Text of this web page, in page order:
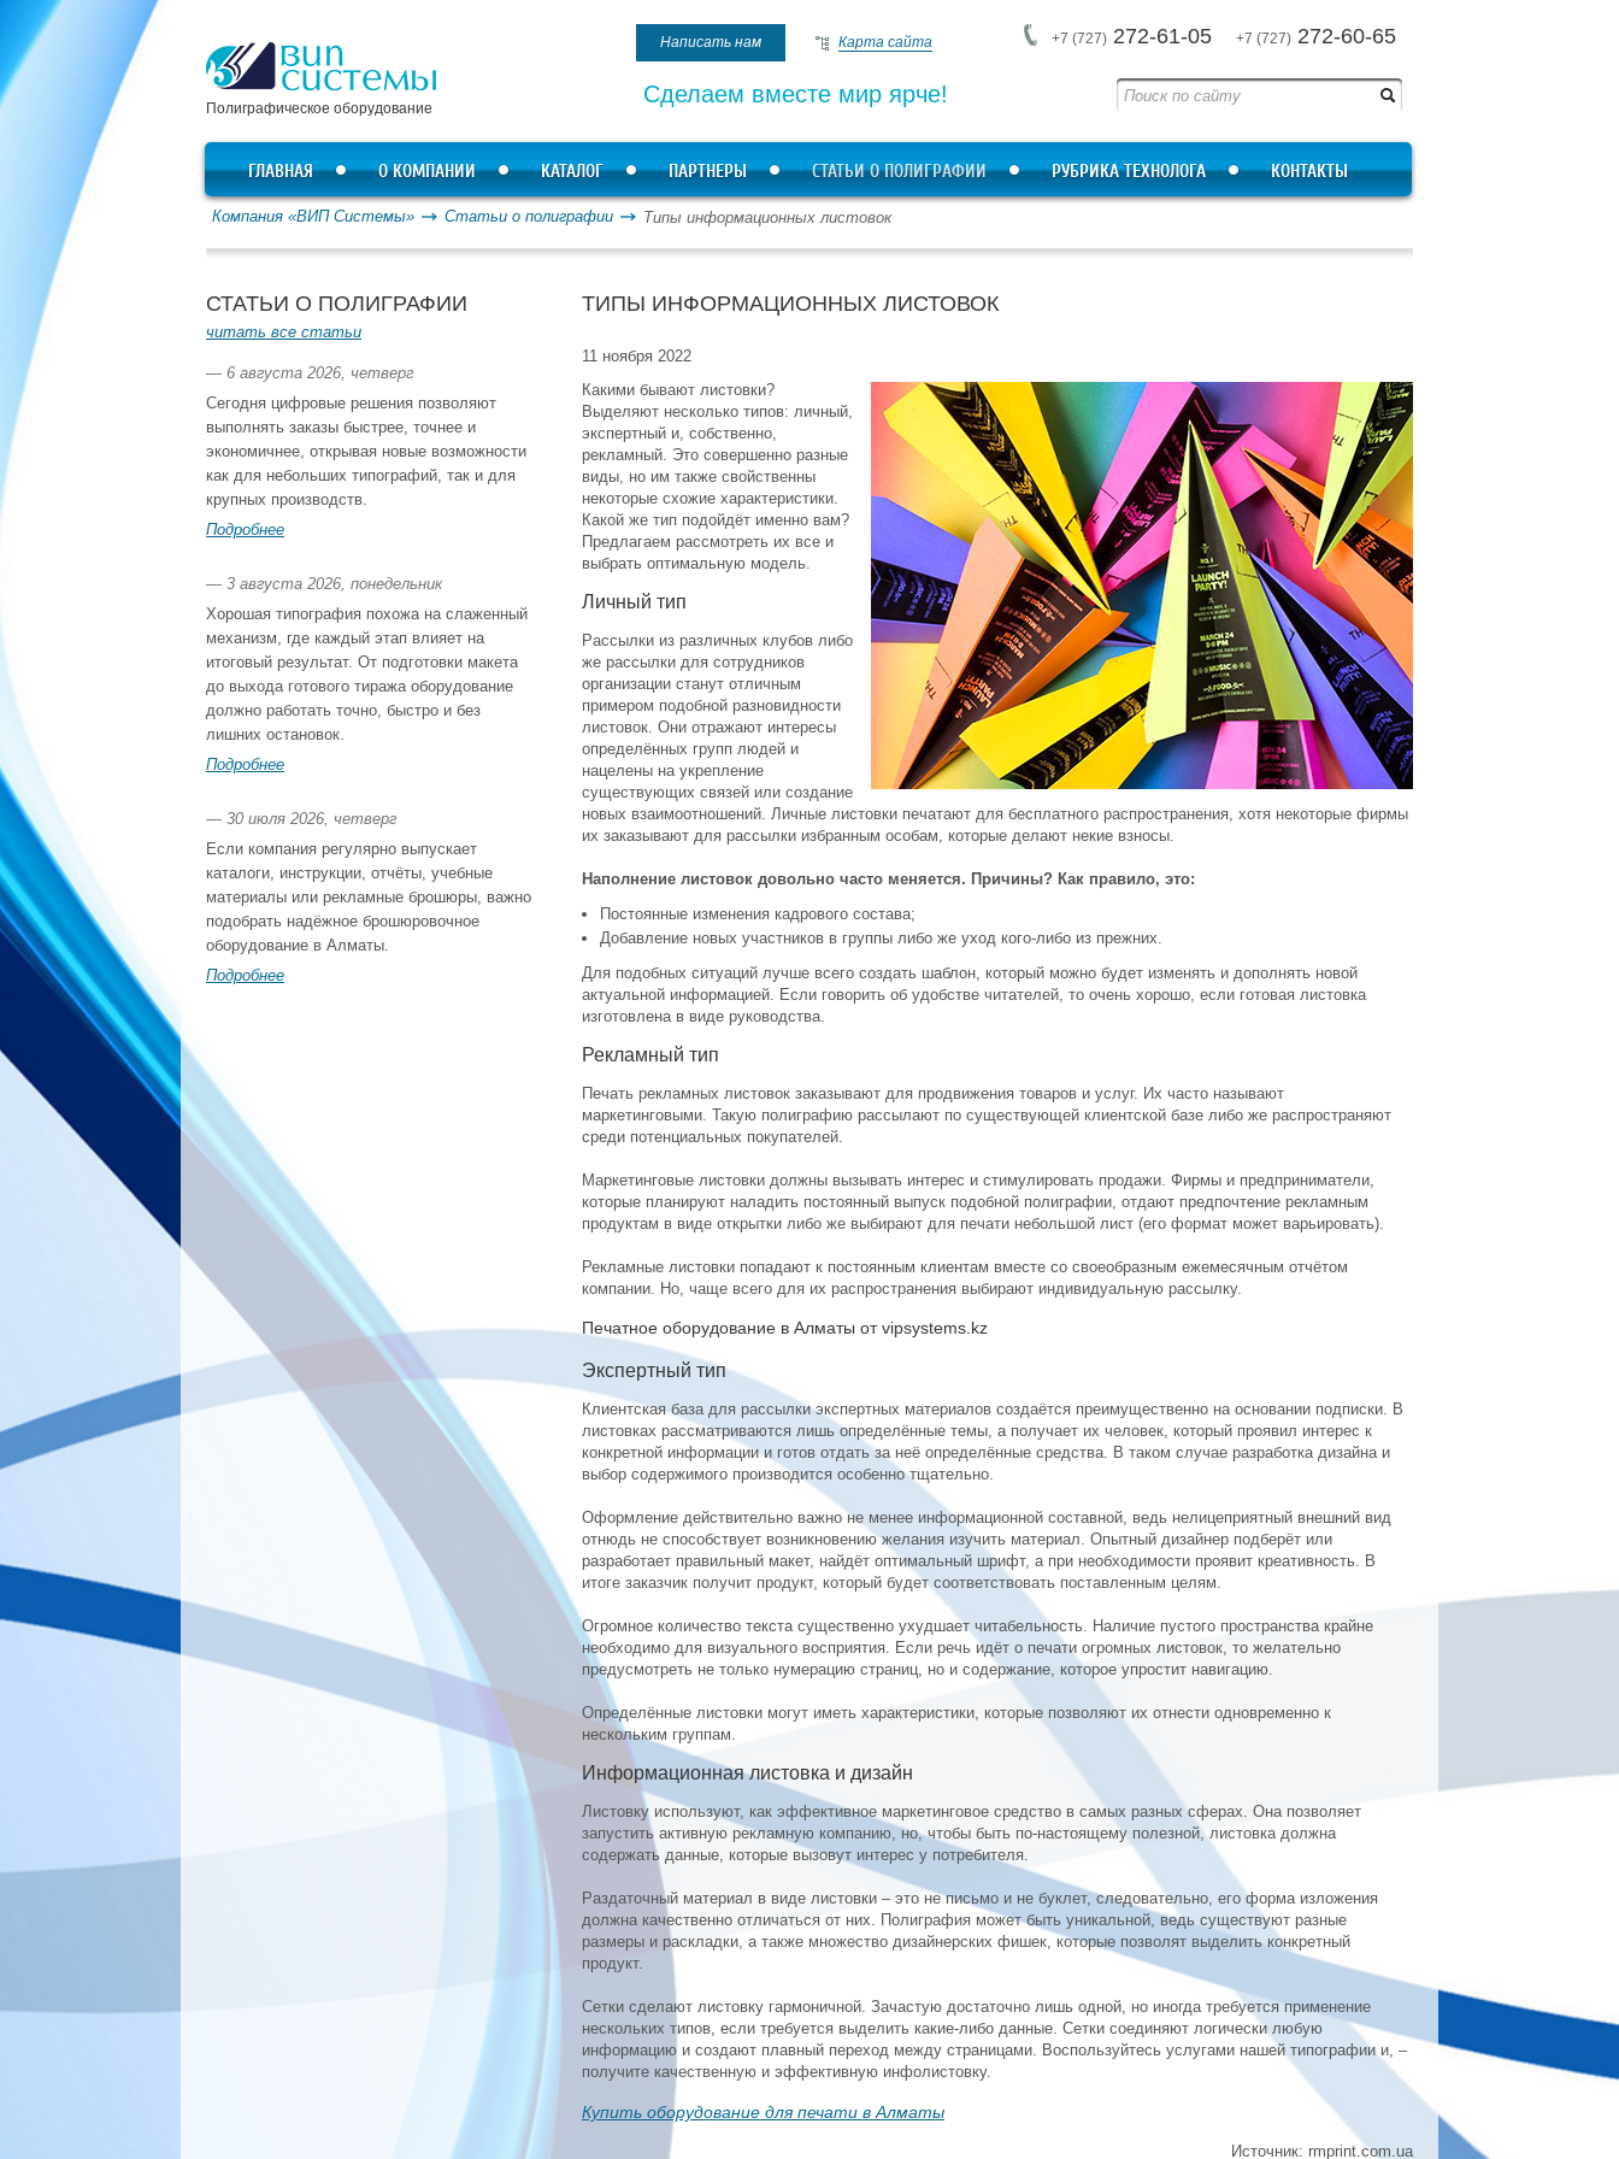
Полиграфическое оборудование
Сделаем вместе мир ярче!
+7 (727) 272-61-05 +7 (727) 272-60-65
Написать нам Карта сайта
ГЛАВНАЯ О КОМПАНИИ КАТАЛОГ ПАРТНЕРЫ СТАТЬИ О ПОЛИГРАФИИ РУБРИКА ТЕХНОЛОГА КОНТАКТЫ
Компания «ВИП Системы» Статьи о полиграфии Типы информационных листовок
СТАТЬИ О ПОЛИГРАФИИ
читать все статьи
— 6 августа 2026, четверг
Сегодня цифровые решения позволяют
выполнять заказы быстрее, точнее и
экономичнее, открывая новые возможности
как для небольших типографий, так и для
крупных производств.
Подробнее
— 3 августа 2026, понедельник
Хорошая типография похожа на слаженный
механизм, где каждый этап влияет на
итоговый результат. От подготовки макета
до выхода готового тиража оборудование
должно работать точно, быстро и без
лишних остановок.
Подробнее
— 30 июля 2026, четверг
Если компания регулярно выпускает
каталоги, инструкции, отчёты, учебные
материалы или рекламные брошюры, важно
подобрать надёжное брошюровочное
оборудование в Алматы.
Подробнее
ТИПЫ ИНФОРМАЦИОННЫХ ЛИСТОВОК
11 ноября 2022
Какими бывают листовки?
Выделяют несколько типов: личный,
экспертный и, собственно,
рекламный. Это совершенно разные
виды, но им также свойственны
некоторые схожие характеристики.
Какой же тип подойдёт именно вам?
Предлагаем рассмотреть их все и
выбрать оптимальную модель.
Личный тип
Рассылки из различных клубов либо
же рассылки для сотрудников
организации станут отличным
примером подобной разновидности
листовок. Они отражают интересы
определённых групп людей и
нацелены на укрепление
существующих связей или создание
новых взаимоотношений. Личные листовки печатают для бесплатного распространения, хотя некоторые фирмы
их заказывают для рассылки избранным особам, которые делают некие взносы.
Наполнение листовок довольно часто меняется. Причины? Как правило, это:
Постоянные изменения кадрового состава;
Добавление новых участников в группы либо же уход кого-либо из прежних.
Для подобных ситуаций лучше всего создать шаблон, который можно будет изменять и дополнять новой
актуальной информацией. Если говорить об удобстве читателей, то очень хорошо, если готовая листовка
изготовлена в виде руководства.
Рекламный тип
Печать рекламных листовок заказывают для продвижения товаров и услуг. Их часто называют
маркетинговыми. Такую полиграфию рассылают по существующей клиентской базе либо же распространяют
среди потенциальных покупателей.
Маркетинговые листовки должны вызывать интерес и стимулировать продажи. Фирмы и предприниматели,
которые планируют наладить постоянный выпуск подобной полиграфии, отдают предпочтение рекламным
продуктам в виде открытки либо же выбирают для печати небольшой лист (его формат может варьировать).
Рекламные листовки попадают к постоянным клиентам вместе со своеобразным ежемесячным отчётом
компании. Но, чаще всего для их распространения выбирают индивидуальную рассылку.
Печатное оборудование в Алматы от vipsystems.kz
Экспертный тип
Клиентская база для рассылки экспертных материалов создаётся преимущественно на основании подписки. В
листовках рассматриваются лишь определённые темы, а получает их человек, который проявил интерес к
конкретной информации и готов отдать за неё определённые средства. В таком случае разработка дизайна и
выбор содержимого производится особенно тщательно.
Оформление действительно важно не менее информационной составной, ведь нелицеприятный внешний вид
отнюдь не способствует возникновению желания изучить материал. Опытный дизайнер подберёт или
разработает правильный макет, найдёт оптимальный шрифт, а при необходимости проявит креативность. В
итоге заказчик получит продукт, который будет соответствовать поставленным целям.
Огромное количество текста существенно ухудшает читабельность. Наличие пустого пространства крайне
необходимо для визуального восприятия. Если речь идёт о печати огромных листовок, то желательно
предусмотреть не только нумерацию страниц, но и содержание, которое упростит навигацию.
Определённые листовки могут иметь характеристики, которые позволяют их отнести одновременно к
нескольким группам.
Информационная листовка и дизайн
Листовку используют, как эффективное маркетинговое средство в самых разных сферах. Она позволяет
запустить активную рекламную компанию, но, чтобы быть по-настоящему полезной, листовка должна
содержать данные, которые вызовут интерес у потребителя.
Раздаточный материал в виде листовки – это не письмо и не буклет, следовательно, его форма изложения
должна качественно отличаться от них. Полиграфия может быть уникальной, ведь существуют разные
размеры и раскладки, а также множество дизайнерских фишек, которые позволят выделить конкретный
продукт.
Сетки сделают листовку гармоничной. Зачастую достаточно лишь одной, но иногда требуется применение
нескольких типов, если требуется выделить какие-либо данные. Сетки соединяют логически любую
информацию и создают плавный переход между страницами. Воспользуйтесь услугами нашей типографии и, –
получите качественную и эффективную инфолистовку.
Купить оборудование для печати в Алматы
Источник: rmprint.com.ua